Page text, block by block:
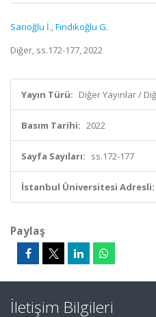
Sarıoğlu İ.,Fındıkoğlu G.
Diğer, ss.172-177, 2022
Yayın Türü: Diğer Yayınlar /
Basım Tarihi: 2022
Sayfa Sayıları: ss.172-177
İstanbul Üniversitesi Adresli:
Paylaş
İletişim Bilgileri